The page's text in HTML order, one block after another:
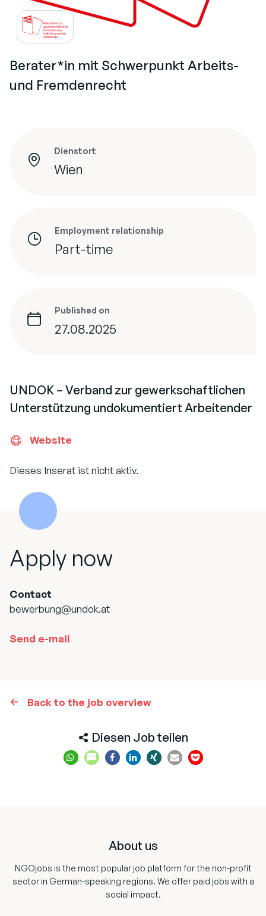
Berater*in mit Schwerpunkt Arbeits-
und Fremdenrecht
Dienstort
Wien
Employment relationship
Part-time
Published on
27.08.2025
UNDOK – Verband zur gewerkschaftlichen
Unterstützung undokumentiert Arbeitender
Website
Dieses Inserat ist nicht aktiv.
Apply now
Contact
bewerbung@undok.at
Send e-mail
Back to the job overview
Diesen Job teilen
About us
NGOjobs is the most popular job platform for the non-profit
sector in German-speaking regions. We offer paid jobs with a
social impact.